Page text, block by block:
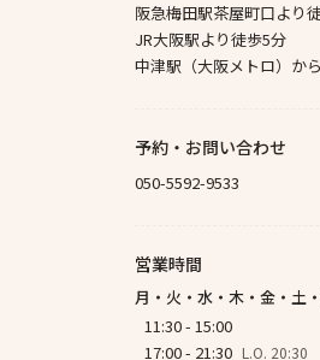
阪急梅田駅茶屋町口より
JR大阪駅より徒歩5分
中津駅（大阪メトロ）か
予約・お問い合わせ
050-5592-9533
営業時間
月・火・水・木・金・土
11:30 - 15:00
17:00 - 21:30 L.O. 20:30